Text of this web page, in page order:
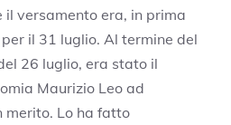
versamento era, in prima
il 31 luglio. Al termine del
26 luglio, era stato il
Maurizio Leo ad
merito. Lo ha fatto